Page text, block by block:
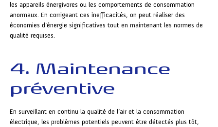
les appareils énergivores ou les comportements de consommation
anormaux. En corrigeant ces inefficacités, on peut réaliser des
économies d’énergie significatives tout en maintenant les normes de
qualité requises.
4. Maintenance
préventive
En surveillant en continu la qualité de l’air et la consommation
électrique, les problèmes potentiels peuvent être détectés plus tôt,